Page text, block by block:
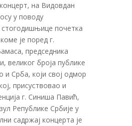
на Видовдан
у поводу
почетка
је поред г.
председника
великог броја публике
и Срба, који свој одмор
присуствовао и
г. Синиша Павић,
Републике Србије у
садржај концерта је